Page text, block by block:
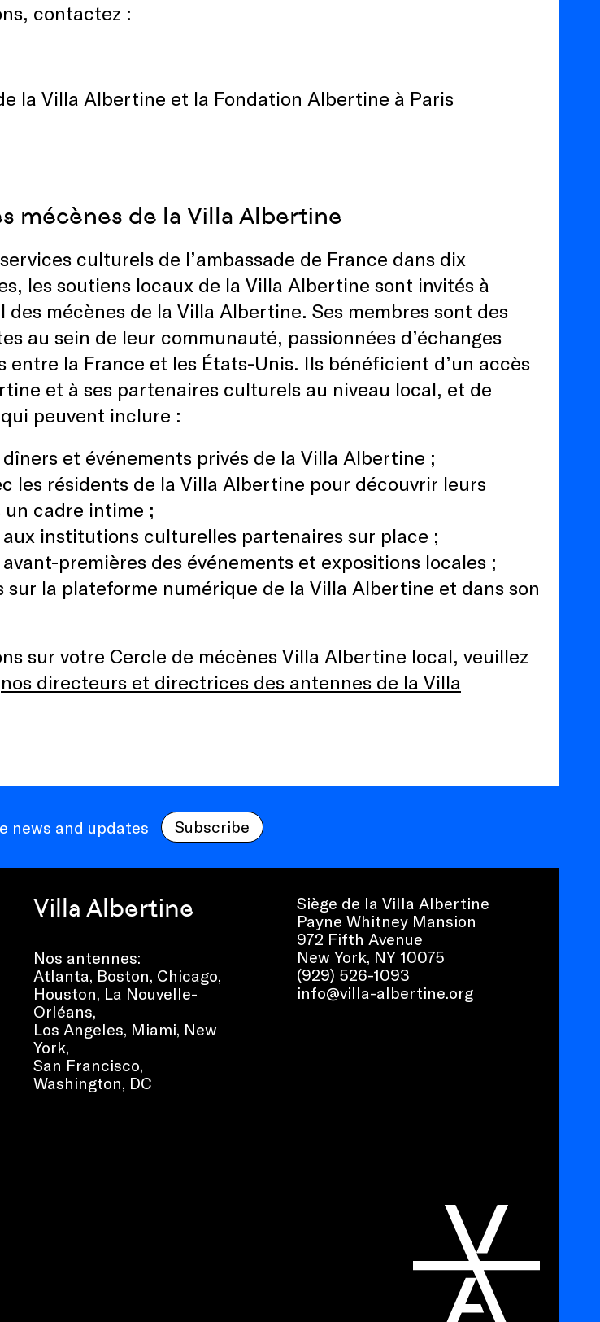
contactez :
la Villa Albertine et la Fondation Albertine à Paris
mécènes de la Villa Albertine
culturels de l’ambassade de France dans dix
les soutiens locaux de la Villa Albertine sont invités à
mécènes de la Villa Albertine. Ses membres sont des
au sein de leur communauté, passionnées d’échanges
la France et les États-Unis. Ils bénéficient d’un accès
et à ses partenaires culturels au niveau local, et de
peuvent inclure :
et événements privés de la Villa Albertine ;
les résidents de la Villa Albertine pour découvrir leurs
cadre intime ;
institutions culturelles partenaires sur place ;
premières des événements et expositions locales ;
sur la plateforme numérique de la Villa Albertine et dans son
sur votre Cercle de mécènes Villa Albertine local, veuillez
nos directeurs et directrices des antennes de la Villa
news and updates Subscribe
Villa Albertine
Nos antennes:
Atlanta, Boston, Chicago,
Houston, La Nouvelle-
Orléans,
Los Angeles, Miami, New
York,
San Francisco,
Washington, DC
Siège de la Villa Albertine
Payne Whitney Mansion
972 Fifth Avenue
New York, NY 10075
(929) 526-1093
info@villa-albertine.org